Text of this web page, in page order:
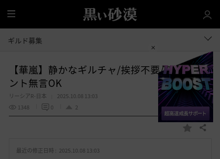
全
体
ギルド募集
【華嵐】静かなギルチャ/挨拶不要/時々イベ
ント無言OK
リーシアR-日本
2025.10.08 13:03
1348
0 2
お 共有する
最近の修正日時 : 2025.10.08 13:03